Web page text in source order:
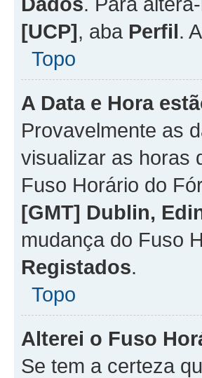
[UCP], aba Perfil.
Topo
A Data e Hora
Provavelmente as
visualizar as horas
Fuso Horário do
[GMT] Dublin,
mudança do Fuso
Registados.
Topo
Alterei o Fuso
Se tem a certeza